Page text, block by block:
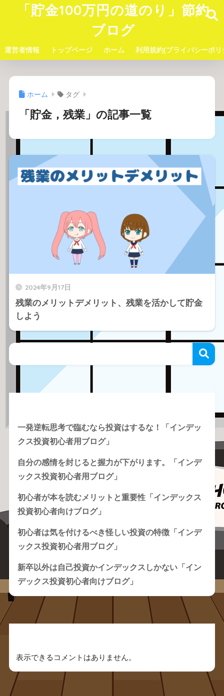
「貯金100万円の道のり」節約
ブログ
運営者情報 トップページ ホーム 利用規約(プライバシーポリ
ホーム タグ
「貯金，残業」の記事一覧
2024年9月17日
残業のメリットデメリット、残業を活かして貯金
しよう
一発逆転思考で臨むなら投資はするな！「インデッ
クス投資初心者用ブログ」
自分の感情を封じると握力が下がります。「インデ
ックス投資初心者用ブログ」
初心者が本を読むメリットと重要性「インデックス
投資初心者向けブログ」
初心者は気を付けるべき怪しい投資の特徴「インデ
ックス投資初心者用ブログ」
新卒以外は自己投資かインデックスしかない「イン
デックス投資初心者向けブログ」
表示できるコメントはありません。